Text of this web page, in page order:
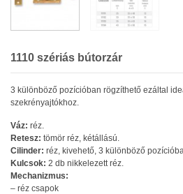
1110 szériás bútorzár
3 különböző pozícióban rögzíthető ezáltal
szekrényajtókhoz.
Váz: réz.
Retesz: tömör réz, kétállású.
Cilinder: réz, kivehető, 3 különböző
Kulcsok: 2 db nikkelezett réz.
Mechanizmus:
– réz csapok